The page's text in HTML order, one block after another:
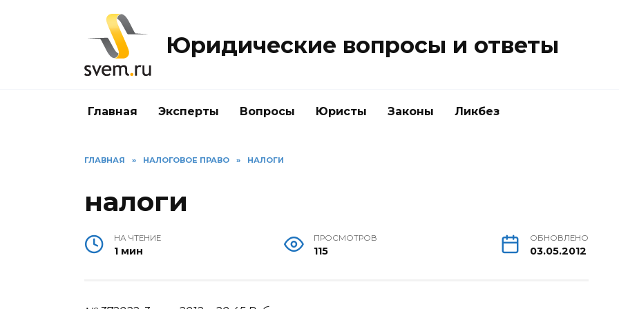
Юридические вопросы и ответы
Главная Эксперты Вопросы Юристы Законы Ликбез
ГЛАВНАЯ » НАЛОГОВОЕ ПРАВО » НАЛОГИ
налоги
НА ЧТЕНИЕ
1 мин
ПРОСМОТРОВ
115
ОБНОВЛЕНО
03.05.2012